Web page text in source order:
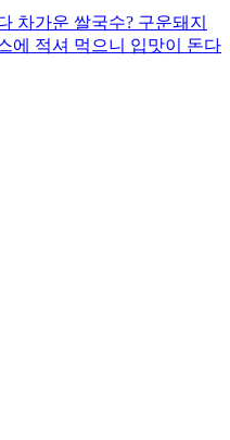
차가운 쌀국수? 구운돼지
에 적셔 먹으니 입맛이 돈다